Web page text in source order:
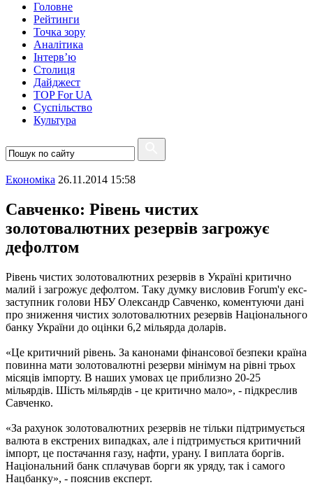
Головне
Рейтинги
Точка зору
Аналітика
Інтерв’ю
Столиця
Дайджест
TOP For UA
Суспiльство
Культура
Економіка 26.11.2014 15:58
Савченко: Рівень чистих
золотовалютних резервів загрожує
дефолтом
Рівень чистих золотовалютних резервів в Україні критично
малий і загрожує дефолтом. Таку думку висловив Forum'у екс-
заступник голови НБУ Олександр Савченко, коментуючи дані
про зниження чистих золотовалютних резервів Національного
банку України до оцінки 6,2 мільярда доларів.
«Це критичний рівень. За канонами фінансової безпеки країна
повинна мати золотовалютні резерви мінімум на рівні трьох
місяців імпорту. В наших умовах це приблизно 20-25
мільярдів. Шість мільярдів - це критично мало», - підкреслив
Савченко.
«За рахунок золотовалютних резервів не тільки підтримується
валюта в екстрених випадках, але і підтримується критичний
імпорт, це постачання газу, нафти, урану. І виплата боргів.
Національний банк сплачував борги як уряду, так і самого
Нацбанку», - пояснив експерт.